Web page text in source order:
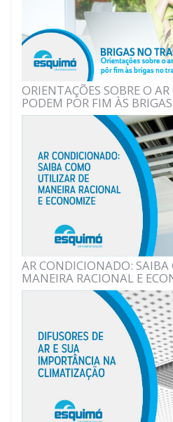
ORIENTAÇÕES SOBRE O
PODEM POR FIM ÀS
AR CONDICIONADO:
MANEIRA RACIONAL E